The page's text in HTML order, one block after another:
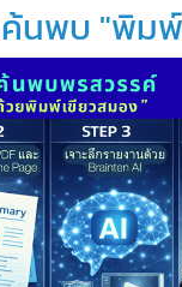
ค้นพบ "พิม